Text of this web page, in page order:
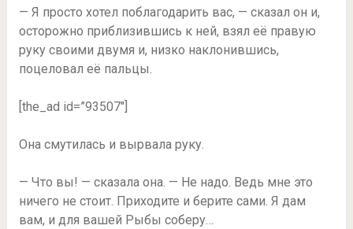
— Я просто хотел поблагодарить вас, — сказал он и,
осторожно приблизившись к ней, взял её правую
руку своими двумя и, низко наклонившись,
поцеловал её пальцы.
[the_ad id=”93507″]
Она смутилась и вырвала руку.
— Что вы! — сказала она. — Не надо. Ведь мне это
ничего не стоит. Приходите и берите сами. Я дам
вам, и для вашей Рыбы соберу…